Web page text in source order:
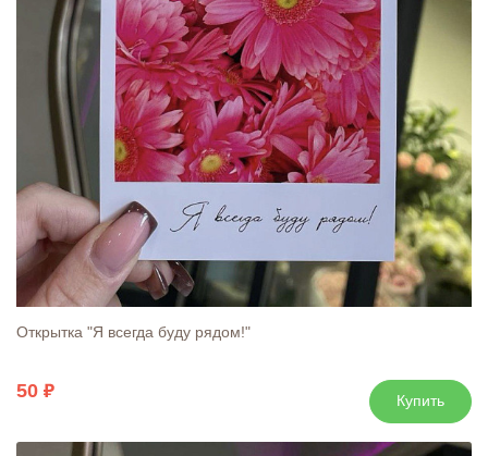
Открытка "Я всегда буду рядом!"
50 Купить